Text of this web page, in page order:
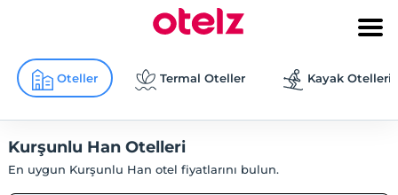
Oteller Termal Oteller Kayak Otelleri
Kurşunlu Han Otelleri
En uygun Kurşunlu Han otel fiyatlarını bulun.